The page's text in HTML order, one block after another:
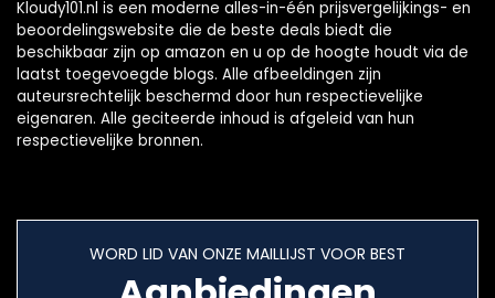
Kloudy101.nl is een moderne alles-in-één prijsvergelijkings- en
beoordelingswebsite die de beste deals biedt die
beschikbaar zijn op amazon en u op de hoogte houdt via de
laatst toegevoegde blogs. Alle afbeeldingen zijn
auteursrechtelijk beschermd door hun respectievelijke
eigenaren. Alle geciteerde inhoud is afgeleid van hun
respectievelijke bronnen.
WORD LID VAN ONZE MAILLIJST VOOR BEST